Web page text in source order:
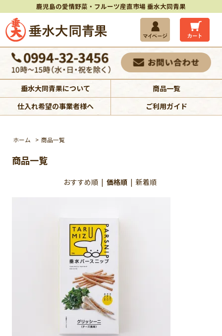
鹿児島の愛情野菜・フルーツ産直市場 垂水大同青果
垂水大同青果について
商品一覧
仕入れ希望の事業者様へ
ご利用ガイド
ホーム > 商品一覧
商品一覧
おすすめ順| 価格順| 新着順